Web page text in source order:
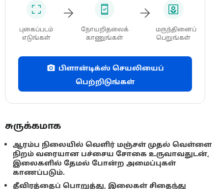
புகைப்படம்
எடுங்கள்
நோயறிதலைக்
காணுங்கள்
மருந்தினைப்
பெறுங்கள்
பிளான்டிக்ஸ் செயலியைப்
பெற்றிடுங்கள்
சுருக்கமாக
ஆரம்ப நிலையில் வெளிர் மஞ்சள் முதல் வெள்ளை
நிறம் வரையான பச்சைய சோகை உருவாவதுடன்,
இலைகளில் தேமல் போன்ற அமைப்புகள்
காணப்படும்.
தீவிரத்தைப் பொறுத்து, இலைகள் சிதைந்து